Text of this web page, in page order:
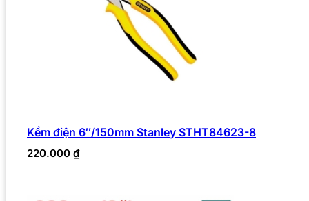
Kềm điện 6″/150mm Stanley STHT84623-8
220.000 ₫